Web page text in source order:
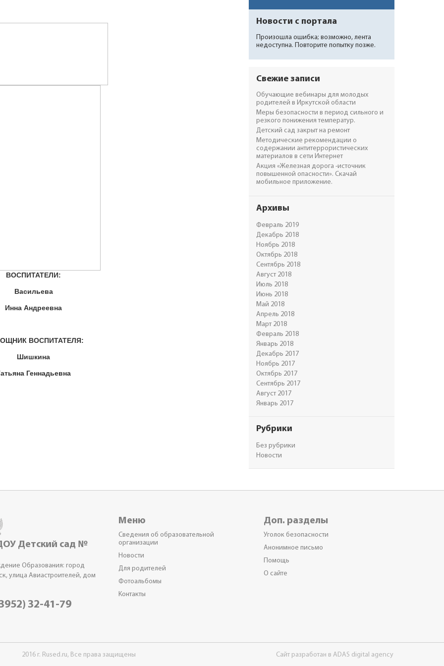
ВОСПИТАТЕЛИ:
Васильева
Инна Андреевна
ВОСПИТАТЕЛЯ:
Шишкина
Геннадьевна
Новости с портала
Произошла ошибка; возможно, лента
недоступна. Повторите попытку позже.
Свежие записи
Обучающие вебинары для молодых
родителей в Иркутской области
Меры безопасности в период сильного и
резкого понижения температур.
Детский сад закрыт на ремонт
Методические рекомендации о
содержании антитеррористических
материалов в сети Интернет
Акция «Железная дорога -источник
повышенной опасности». Скачай
мобильное приложение.
Архивы
Февраль 2019
Декабрь 2018
Ноябрь 2018
Октябрь 2018
Сентябрь 2018
Август 2018
Июль 2018
Июнь 2018
Май 2018
Апрель 2018
Март 2018
Февраль 2018
Январь 2018
Декабрь 2017
Ноябрь 2017
Октябрь 2017
Сентябрь 2017
Август 2017
Январь 2017
Рубрики
Без рубрики
Новости
Детский сад №
Образования: город
улица Авиастроителей, дом
32-41-79
Меню
Сведения об образовательной
организации
Новости
Для родителей
Фотоальбомы
Контакты
Доп. разделы
Уголок безопасности
Анонимное письмо
Помощь
О сайте
2016 г. Rused.ru, Все права защищены Сайт разработан в ADAS digital agency